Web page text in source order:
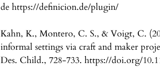
de https://definicion.de/plugin/
Kahn, K., Montero, C. S., & Voigt, C.
informal settings via craft and maker
Des. Child., 728-733. https://doi.org/